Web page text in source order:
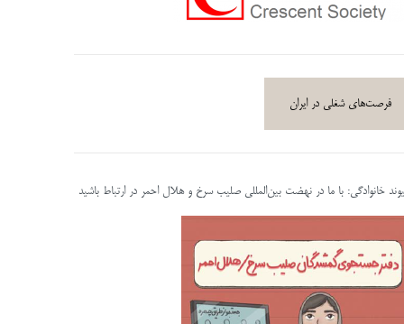
فرصت‌های شغلی در ایران
خانوادگی: با ما در نهضت بین‌المللی صلیب سرخ و هلال احمر در ارتباط باشید